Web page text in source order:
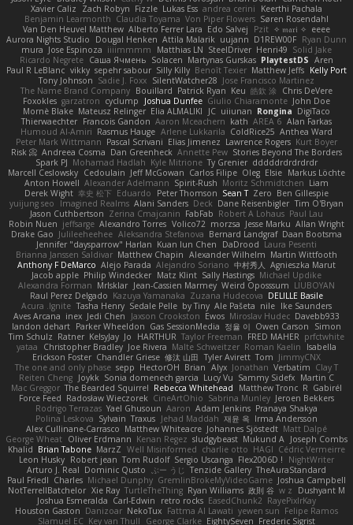
Xavier Caliz
Zach Robyn Fizzle Lukas Ess andrea cerini
Keerthi Pachala
Benjamin Learmonth Claudia Toyama Von Piper Flowers Søren Rosendahl
Van Den Heuvel Matthew Alberto Ferrer Lara Edo Salvej Pzit ✧ 𝔪𝔞𝔯𝔦 ✧ eeee
Aurora Nights Studio
Dougal Henken Attila Malarik uujann D1REW00F Ryan Dunn
mura Jose Espinoza iiiimmmm Matthias LN SteelDriver Henri49 Solid Jake
Ricardo Negrete Саша Ячмень Solacen Martynas Gurskas PlaytestDS Aren
Paul R LeBlanc vikky sepehr sabour Silly Killy Benoît Texier Matthew Jeffs Kelly Port
Tony Johnson Sadie J. Foxx SilentWatcher28 Jose Francisco Martinez
The Name Brand Company Bouillard Patrick Ryan Keu 皓欽 涂 Chris DeVere
Foxokles garzatron cyclump Joshua Dunfee Giulio Chiaramonte John Doe
Mornè Blake Mateusz Relinger Elia ALMALIKI JC uiiunan Rongina DigiTaco
Thierwaechter Francois Gandon Aaron Mceachern kath AREA 6 Alan Farkas
Humoud Al-Amiri Rasmus Hauge Arlene Lukkarila ColdRice25 Anthea Ward
Peter Mark Wittmann Pascal Scrivani Elias Jimenez Lawrence Rogers Kurt Boyer
Risk 📀 Andreea Cosma Dan Greenheck Annette Pew Stories Beyond The Borders
Spark PJ Mohamad Hadlah Kyle Mitrione Ty Grenier dddddrdrdrdrdr
Marcell Ceslowsky Cedoulain Jeff McGowan Carlos Filipe Oleg Elsie Markus Löchte
Anton Howell Alexander Adelmann Spirit-Rush Moritz Schmidtchen Liam
Derek Wight 幸史 松下 Eduardo Peter Thomson Sean T Zero Ben Gillespie
yuijung seo
Imagined Realms Alani Sanders Deck Dane Reisenbigler Tim O'Bryan
Jason Cuthbertson Zerina Cmajcanin FabFab Robert A Lohaus Paul Lau
Robin Nuen jeffsarge Alexandro Torres Volico72 morzsa Jesse Marku Allan Wright
Drake Gao Julileeheehee Aleksandra Stefanova Bernard Landgraf Daan Bootsma
Jennifer "daysparrow" Harlan Kuan lun Chen DaDrood Laura Pesenti
Brianna Janssen Saldivar Matthew Chapin Alexander Wilhelm Martin Wittfooth
Anthony F DeMarco Alejo Parada Alejandro Soriano 中村秀人
Agnieszka Marut
Jacob apple Philip Windecker Matz Klint Sally Hastings Michael Updike
Alexandra Forman MrIsklar Jean-Cassien Marmey Weird Oposssum LIUBOYAN
Raul Perez Delgado Kazuya Yamanaka Zuzana Hudecova DELILLE Basile
Acura .Ignite Tasha Henry Sedale Pelle by Tiny Ale Pašeta nile Ike Saunders
Aves Arcana inex Jedi Chen Jaxson Crookston Ewos Miroslav Hudec Davebb933
landon dehart Parker Wheeldon Gas SessionMedia 정율 이 Owen Carson
Simon
Tim Schulz Ratner KelsyJay Jo HARTHUR Taylor Freeman FRED MAHER prfctwhite
yataa
Christopher Bradley Joe Rivera Malte Schweitzer Roman Kaelin
Isabella
Erickson Foster Chandler Griese 修汰 山田 Tyler Avirett Tom JimmyCNX
The one and only phase sepp HectorOH Brian Alyx Jonathan Verbatim Clay T
Reiten Cheng Joykk Sonia domenech garcia Lucy Vu Sammy Sidefx Martin C
Mac Greggor The Bearded Squirrel Rebecca Whitehead Matthew Tronc R Gabirél
Force Feed Radosław Wieczorek CineArtOhio Sabrina Munley Jeroen Bekkers
Rodrigo Terrazas Yael Ghusoun Aaron Adam Jenkins Pranaya Shakya
Polina Leskova Sylvain Traxus Jehad Maddah 재윤 옥 Irma Andersson
Alex Cullinane-Carrasco Matthew Whiteacre Johannes Sjöstedt Matt Dalpé
George Wheat Oliver Erdmann Kenan Regez sludgybeast Mukund A Joseph Combs
Khalid Brian Tabone MarzZ Well Misinformed charlie otto HAGI Cédric Vermeirre
Leon Husky Robert jean Tom Rudolf Sergio Uscanga Flex2006D !
NightWriter
Arturo J. Real Dominic Qusto ぶー うじ Tenzide Gallery TheAuraStandard
Paul Friedl Charles Michael Dunphy GremlinBrokeMyVideoGame Joshua Campbell
NotTerrellBatchelor Xie Ray TurtleTheThing Ryan Williams 政則 谷 w z
Dushyant M
Joshua Esmeralda Carl-Edwin retro rocks EasedChunk2 RayePixlrKay
Houston Gaston Danizoar NekoTux Fattma Al Lawati yewen sun Felipe Ramos
Slamuel EC Key van Thull George Clarke EightySeven Frederic Sigrist